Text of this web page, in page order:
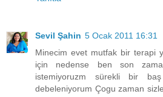
Sevil Şahin 5 Ocak 2011 16:31
Minecim evet mutfak bir terapi
için nedense ben son
istemiyoruzm sürekli bir
debeleniyorum Çogu zaman